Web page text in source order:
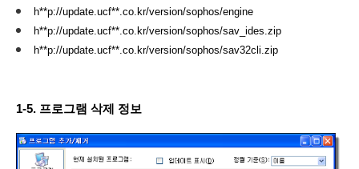
h**p://update.ucf**.co.kr/version/sophos/engine
h**p://update.ucf**.co.kr/version/sophos/sav_ides.zip
h**p://update.ucf**.co.kr/version/sophos/sav32cli.zip
1-5. 프로그램 삭제 정보